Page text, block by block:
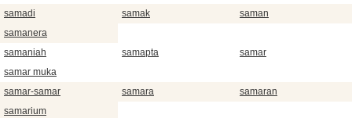
samadi
samak
saman
samanera
samaniah
samapta
samar
samar muka
samar-samar
samara
samaran
samarium